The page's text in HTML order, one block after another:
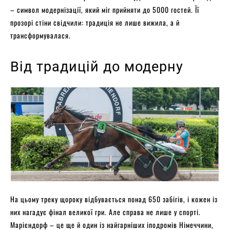
– символ модернізації, який міг прийняти до 5000 гостей. Її
прозорі стіни свідчили: традиція не лише вижила, а й
трансформувалася.
Від традицій до модерну
На цьому треку щороку відбувається понад 650 забігів, і кожен із
них нагадує фінал великої гри. Але справа не лише у спорті.
Марієндорф – це ще й один із найгарніших іподромів Німеччини,